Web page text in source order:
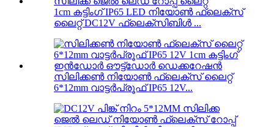
1cm കട്ടിംഗ് IP65 LED നിയോൺ ഫ്ലെക്സ്
ലൈറ്റ് DC12V ഫ്ലെക്സിബിൾ ...
സിലിക്കൺ നിയോൺ ഫ്ലെക്സ് ലൈറ്റ്
6*12mm വാട്ടർപ്രൂഫ് IP65 12V...